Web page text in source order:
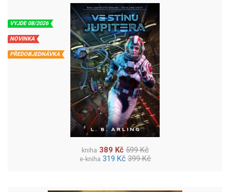
VYJDE 08/2026
NOVINKA
PŘEDOBJEDNÁVKA
kniha 389 Kč 599 Kč
e-kniha 319 Kč 399 Kč